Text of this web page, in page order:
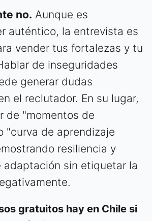
no. Aunque es
auténtico, la entrevista es
vender tus fortalezas y tu
de inseguridades
generar dudas
el reclutador. En su lugar,
de "momentos de
"curva de aprendizaje
resiliencia y
sin etiquetar la
gratuitos hay en Chile si